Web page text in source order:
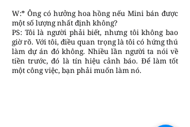
W:* Ông có hưởng hoa hồng nếu Mini bán được
một số lượng nhất định không?
PS: Tôi là người phải biết, nhưng tôi không bao
giờ rõ. Với tôi, điều quan trọng là tôi có hứng thú
làm dự án đó không. Nhiều lần người ta nói về
tiền trước, đó là tín hiệu cảnh báo. Để làm tốt
một công việc, bạn phải muốn làm nó.